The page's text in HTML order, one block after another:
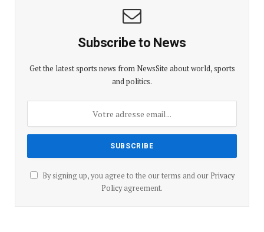
Subscribe to News
Get the latest sports news from NewsSite about world, sports
and politics.
By signing up, you agree to the our terms and our Privacy
Policyagreement.